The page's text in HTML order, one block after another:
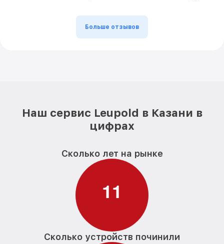
Больше отзывов
Наш сервис Leupold в Казани в
цифрах
Сколько лет на рынке
11
Сколько устройств починили